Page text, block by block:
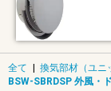
全て | 換気部材（ユニ
BSW-SBRDSP 外風・